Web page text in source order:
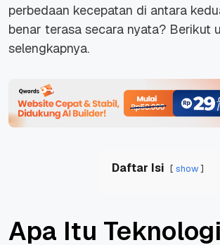
perbedaan kecepatan di antara
benar terasa secara nyata? Berikut
selengkapnya.
Daftar Isi show
Apa Itu